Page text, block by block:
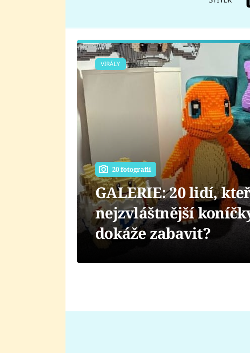
VIRÁLY
20 fotografií
GALERIE: 20 lidí,
nejzvláštnější
dokáže zabavit?